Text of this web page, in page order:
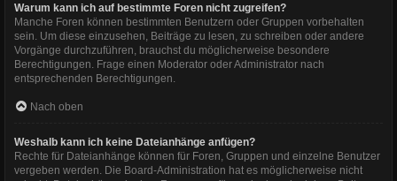
Warum kann ich auf bestimmte Foren nicht zugreifen?
Manche Foren können bestimmten Benutzern oder Gruppen vorbehalten
sein. Um diese einzusehen, Beiträge zu lesen, zu schreiben oder andere
Vorgänge durchzuführen, brauchst du möglicherweise besondere
Berechtigungen. Frage einen Moderator oder Administrator nach
entsprechenden Berechtigungen.
Nach oben
Weshalb kann ich keine Dateianhänge anfügen?
Rechte für Dateianhänge können für Foren, Gruppen und einzelne Benutzer
vergeben werden. Die Board-Administration hat es möglicherweise nicht